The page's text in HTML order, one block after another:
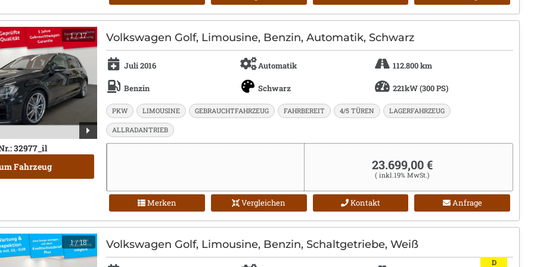
1/ 17
32977_il
Fahrzeug
Volkswagen Golf, Limousine, Benzin, Automatik, Schwarz
Juli 2016 Automatik 112.800 km
Benzin Schwarz 221kW (300 PS)
PKW LIMOUSINE GEBRAUCHTFAHRZEUG FAHRBEREIT 4/5 TÜREN LAGERFAHRZEUG
ALLRADANTRIEB
23.699,00 €
( inkl.19% MwSt.)
Merken Vergleichen Kontakt Anfrage
1/ 18 Volkswagen Golf, Limousine, Benzin, Schaltgetriebe, Weiß
D